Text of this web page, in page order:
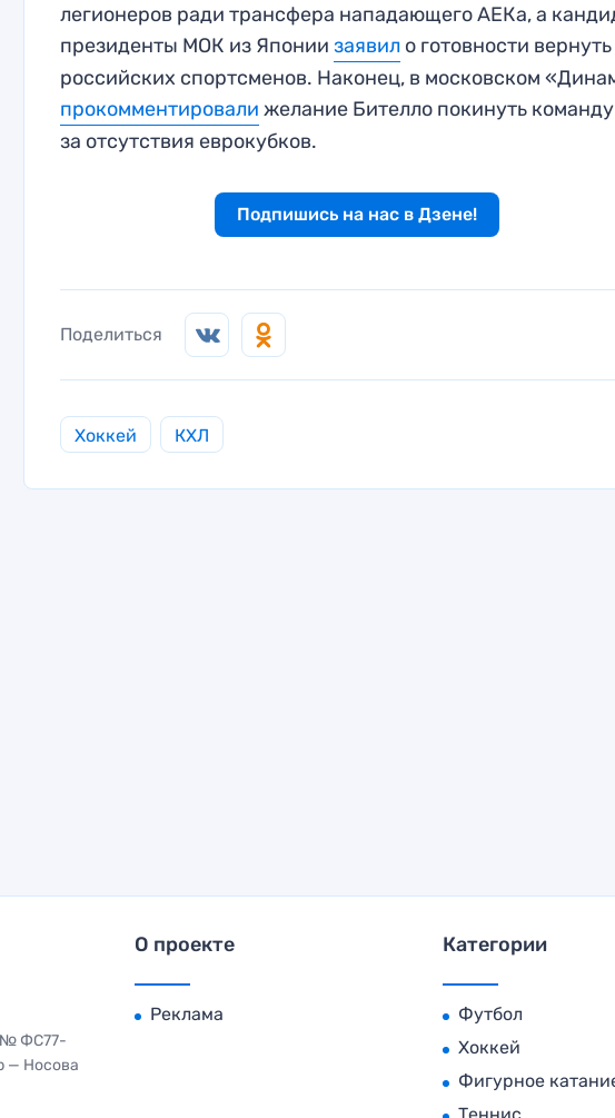
легионеров ради трансфера нападающего АЕКа, а
президенты МОК из Япониизаявил о готовности вернуть
российских спортсменов. Наконец, в московском
прокомментировали желание Бителло покинуть
за отсутствия еврокубков.
Подпишись на нас в Дзене!
Поделиться
Хоккей КХЛ
№ ФС77-
— Носова
О проекте
Реклама
Категории
Футбол
Хоккей
Фигурное